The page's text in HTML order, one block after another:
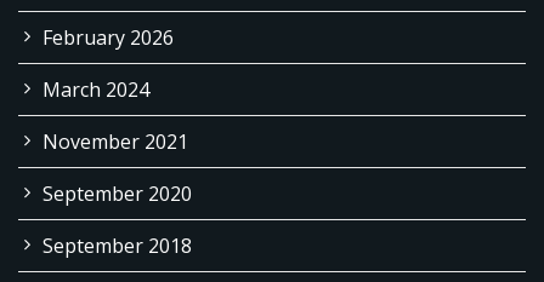
February 2026
March 2024
November 2021
September 2020
September 2018